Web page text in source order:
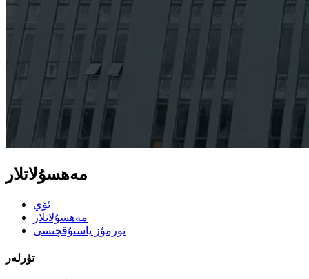
مەھسۇلاتلار
ئۆي
مەھسۇلاتلار
تورمۇز ياستۇقچىسى
تۈرلەر